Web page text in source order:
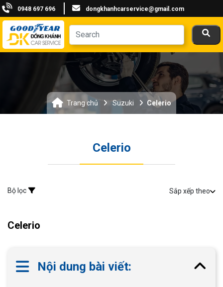
0948 697 696 dongkhanhcarservice@gmail.com
Trang chủ Suzuki Celerio
Celerio
Bộ lọc Sắp xếp theo
Celerio
Nội dung bài viết: